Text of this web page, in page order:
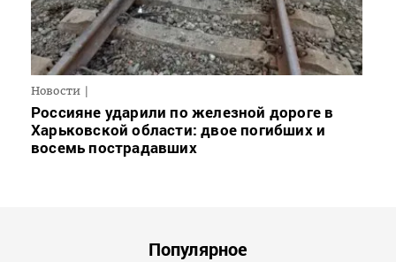
Новости
Россияне ударили по железной дороге в
Харьковской области: двое погибших и
восемь пострадавших
Популярное